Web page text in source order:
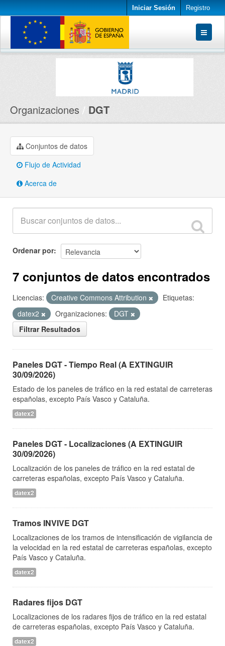
Iniciar Sesión Registro
Conjuntos de datos
Organizaciones DGT
Conjuntos de datos
Flujo de Actividad
Acerca de
Ordenar por
7 conjuntos de datos encontrados
Licencias: Creative Commons Attribution
Etiquetas:
datex2
Organizaciones:
DGT
Filtrar Resultados
Paneles DGT - Tiempo Real (A EXTINGUIR
30/09/2026)
Estado de los paneles de tráfico en la red estatal de carreteras
españolas, excepto País Vasco y Cataluña.
datex2
Paneles DGT - Localizaciones (A EXTINGUIR
30/09/2026)
Localización de los paneles de tráfico en la red estatal de
carreteras españolas, excepto País Vasco y Cataluña.
datex2
Tramos INVIVE DGT
Localizaciones de los tramos de intensificación de vigilancia de
la velocidad en la red estatal de carreteras españolas, excepto
País Vasco y Cataluña.
datex2
Radares fijos DGT
Localizaciones de los radares fijos de tráfico en la red estatal
de carreteras españolas, excepto País Vasco y Cataluña.
datex2